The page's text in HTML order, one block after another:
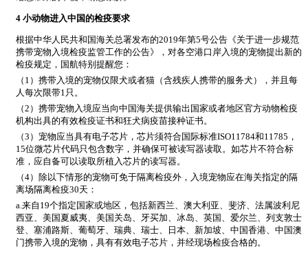
4 小动物进入中国的检疫要求
根据中华人民共和国海关总署发布的2019年第5号公告《关于进一步规范
携带宠物入境检疫监管工作的公告》，对各空港口岸入境的宠物提出新的
检疫规定，国航特别提醒您：
（1）携带入境的宠物仅限犬或者猫（含残疾人携带的服务犬），并且每
人每次限带1只。
（2）携带宠物入境应当向中国海关提供输出国家或者地区官方动物检疫
机构出具的有效检疫证书和狂犬病疫苗接种证书。
（3）宠物应当具有电子芯片，芯片须符合国际标准ISO11784和11785，
15位微芯片代码只包含数字，并确保可被读写器读取。如芯片不符合标
准，应自备可以读取所植入芯片的读写器。
（4）除以下情形的宠物可免于隔离检疫外，入境宠物应在海关指定的隔
离场隔离检疫30天：
a.来自19个指定国家或地区，包括新西兰、澳大利亚、斐济、法属波利尼
西亚、美国夏威夷、美国关岛、牙买加、冰岛、英国、爱尔兰、列支敦士
登、塞浦路斯、葡萄牙、瑞典、瑞士、日本、新加坡、中国香港、中国澳
门携带入境的宠物，具有有效电子芯片，并经现场检疫合格的。